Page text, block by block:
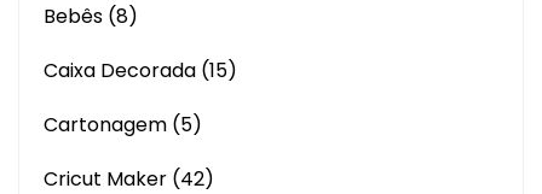
Bebês (8)
Caixa Decorada (15)
Cartonagem (5)
Cricut Maker (42)